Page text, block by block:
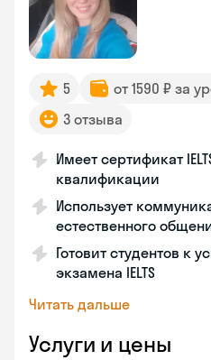
5 от 1590 ₽ за
3 отзыва
Имеет сертификат
квалификации
Использует
естественного
Готовит студентов к
экзамена IELTS
Читать дальше
Услуги и цены